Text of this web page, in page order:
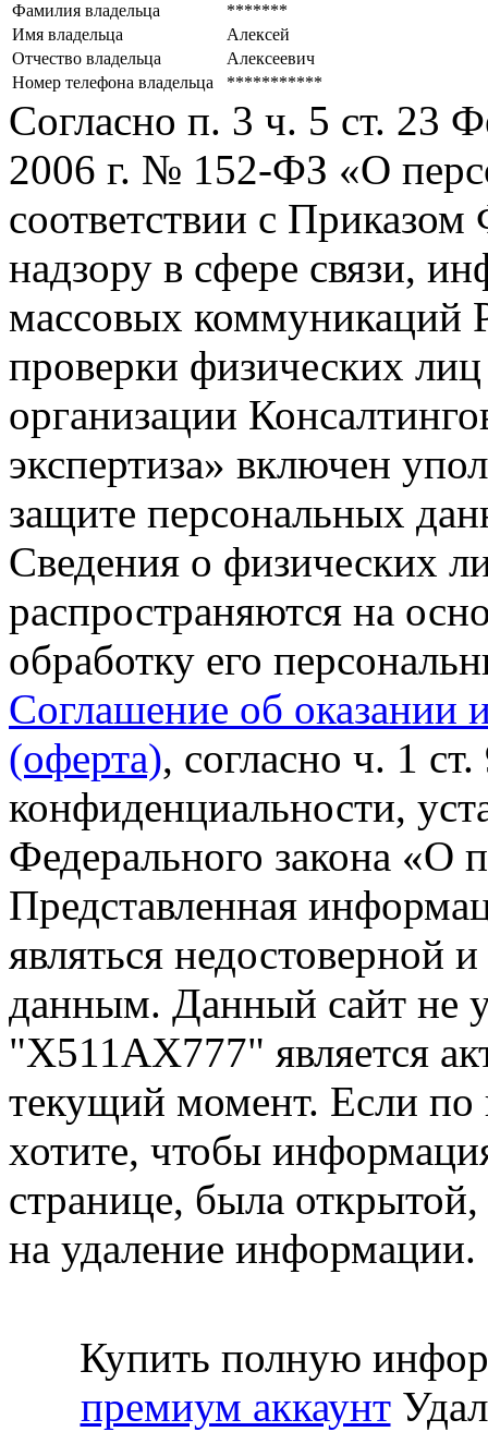
Фамилия владельца
*******
Имя владельца
Алексей
Отчество владельца
Алексеевич
Номер телефона владельца
***********
Согласно п. 3 ч. 5 ст. 23
2006 г. № 152-ФЗ «О
соответствии с
надзору в сфере связи,
массовых коммуникаций
проверки физических
организации
экспертиза» включен
защите персональных
Сведения о физических
распространяются на
обработку его
Соглашение об оказании
(оферта), согласно ч. 1
конфиденциальности,
Федерального закона «О
Представленная
являться недостоверной
данным. Данный сайт не
"Х511АХ777" является
текущий момент. Если
хотите, чтобы
странице, была открытой,
на удаление информации.
Купить полную
премиум аккаунт